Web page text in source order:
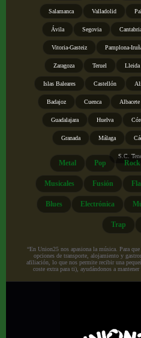
Salamanca Valladolid
Ávila Segovia
Vitoria-Gasteiz Pamplona-
Zaragoza Teruel Lleida
Islas Baleares Castellón
Badajoz Cuenca Albacete
Guadalajara Huelva
Granada Málaga
S.C.
Metal Pop Rock
Musicales Fusión
Blues Electrónica
Trap
“En Union25 nos apasiona la música. Para
opciones de transporte, alojamiento y
afiliación, lo que nos permite recibir una
coste extra para ti), ayudándonos a